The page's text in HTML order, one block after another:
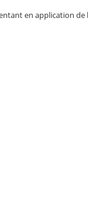
en application de